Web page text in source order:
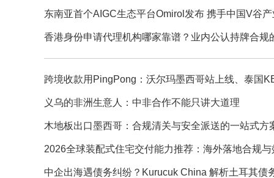
东南亚首个AIGC生态平台Omirol发布 携手中国V谷
香港身份申请代理机构哪家靠谱？业内公认持牌合规
跨境收款用PingPong：沃尔玛墨西哥站上线、泰国
义乌的非洲生意人：中非合作不能只讲大道理
木地板出口墨西哥：合规清关与安全派送的一站式方
2026全球装配式住宅交付能力推荐：海外落地合规
中企出海遇债务纠纷？Kurucuk China 解析土耳其债